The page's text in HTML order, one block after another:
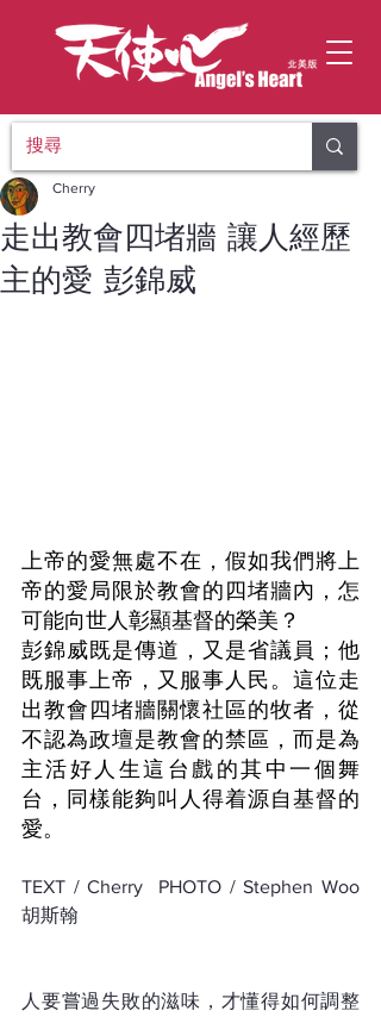
走出教會四堵牆 讓人經歷
主的愛 彭錦威
Cherry
上帝的愛無處不在，假如我們將上
帝的愛局限於教會的四堵牆內，怎
可能向世人彰顯基督的榮美？
彭錦威既是傳道，又是省議員；他
既服事上帝，又服事人民。這位走
出教會四堵牆關懷社區的牧者，從
不認為政壇是教會的禁區，而是為
主活好人生這台戲的其中一個舞
台，同樣能夠叫人得着源自基督的
愛。
TEXT / Cherry  PHOTO / Stephen Woo
胡斯翰
人要嘗過失敗的滋味，才懂得如何調整